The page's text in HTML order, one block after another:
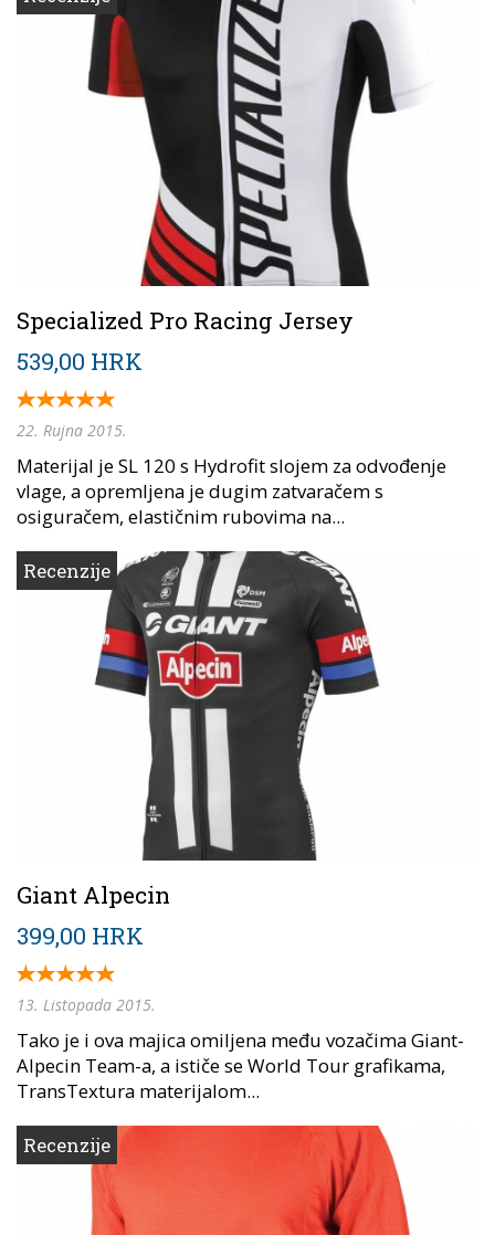
Specialized Pro Racing Jersey
539,00 HRK
22. Rujna 2015.
Materijal je SL 120 s Hydrofit slojem za odvođenje
vlage, a opremljena je dugim zatvaračem s
osiguračem, elastičnim rubovima na...
Recenzije
Giant Alpecin
399,00 HRK
13. Listopada 2015.
Tako je i ova majica omiljena među vozačima Giant-
Alpecin Team-a, a ističe se World Tour grafikama,
TransTextura materijalom...
Recenzije